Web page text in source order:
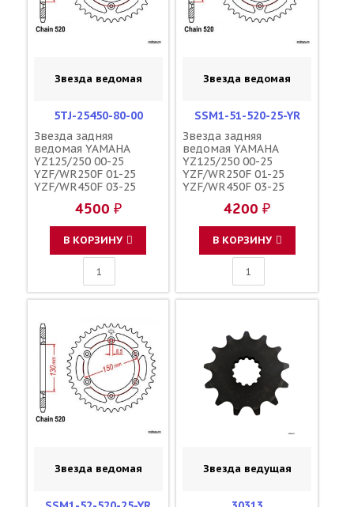
Звезда ведомая
5TJ-25450-80-00
Звезда задняя
ведомая YAMAHA
YZ125/250 00-25
YZF/WR250F 01-25
YZF/WR450F 03-25
зубов 50 / YAMAHA
JTR251 B2W-25450-00-
4500 ₽
В КОРЗИНУ
Звезда ведомая
SSM1-51-520-25-YR
Звезда задняя
ведомая YAMAHA
YZ125/250 00-25
YZF/WR250F 01-25
YZF/WR450F 03-25
зубов 51 / MRP JTR251
1-3592-51
4200 ₽
В КОРЗИНУ
Звезда ведомая Звезда ведущая